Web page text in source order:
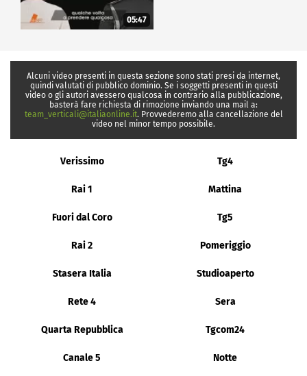
05:47
Alcuni video presenti in questa sezione sono stati presi da internet,
quindi valutati di pubblico dominio. Se i soggetti presenti in questi
video o gli autori avessero qualcosa in contrario alla pubblicazione,
basterà fare richiesta di rimozione inviando una mail a:
team_verticali@italiaonline.it. Provvederemo alla cancellazione del
video nel minor tempo possibile.
Verissimo Tg4
Rai 1 Mattina
Fuori dal Coro Tg5
Rai 2 Pomeriggio
Stasera Italia Studioaperto
Rete 4 Sera
Quarta Repubblica Tgcom24
Canale 5 Notte